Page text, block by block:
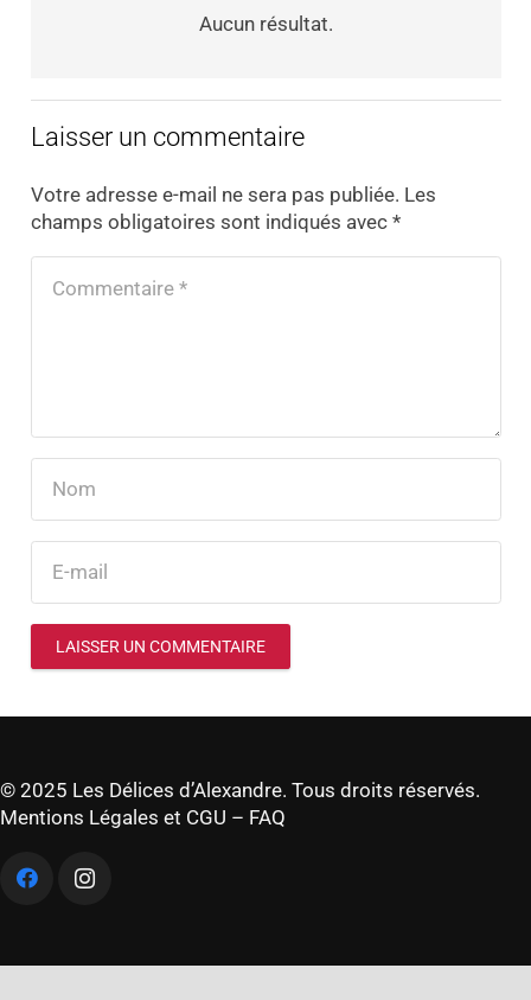
Aucun résultat.
Laisser un commentaire
Votre adresse e-mail ne sera pas publiée. Les
champs obligatoires sont indiqués avec *
LAISSER UN COMMENTAIRE
© 2025 Les Délices d’Alexandre. Tous droits réservés.
Mentions Légales et CGU – FAQ